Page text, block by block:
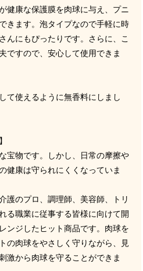
健康な保護膜を肉球に与え、プニ
きます。泡タイプなので手軽に時
んにもぴったりです。さらに、こ
ですので、安心して使用できま
て使えるように無香料にしまし
宝物です。しかし、日常の摩擦や
健康は守られにくくなっていま
護のプロ、調理師、美容師、トリ
る職業に従事する皆様に向けて開
ンジしたヒット商品です。肉球を
の肉球をやさしく守りながら、見
激から肉球を守ることができま